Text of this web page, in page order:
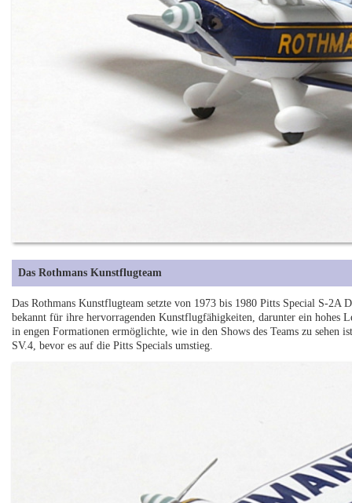
Das Rothmans Kunstflugteam
Das Rothmans Kunstflugteam setzte von 1973 bis 1980 Pitts Special S-2A
bekannt für ihre hervorragenden Kunstflugfähigkeiten, darunter ein hohes
in engen Formationen ermöglichte, wie in den Shows des Teams zu sehen
SV.4, bevor es auf die Pitts Specials umstieg.